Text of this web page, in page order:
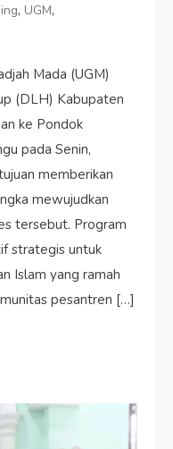
, UGM,
Mada (UGM)
(DLH) Kabupaten
ke Pondok
pada Senin,
memberikan
mewujudkan
tersebut. Program
strategis untuk
Islam yang ramah
pesantren […]